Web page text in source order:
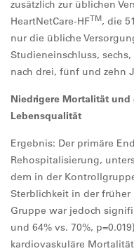
zusätzlich zur üblichen
HeartNetCare-HFTM, die
nur die übliche
Studieneinschluss,
nach drei, fünf und zehn
Niedrigere Mortalität und
Lebensqualität
Ergebnis: Der primäre
Rehospitalisierung,
dem in der
Sterblichkeit in der früher
Gruppe war jedoch
und 64% vs. 70%,
kardiovaskuläre